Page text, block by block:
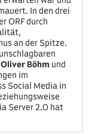
In den drei
ORF durch
an der Spitze.
Oliver Böhm und
im
Social Media in
Server 2.0 hat